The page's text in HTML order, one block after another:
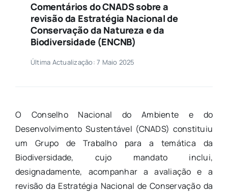
Comentários do CNADS sobre a
revisão da Estratégia Nacional de
Conservação da Natureza e da
Biodiversidade (ENCNB)
Última Actualização: 7 Maio 2025
O Conselho Nacional do Ambiente e do
Desenvolvimento Sustentável (CNADS) constituiu
um Grupo de Trabalho para a temática da
Biodiversidade, cujo mandato inclui,
designadamente, acompanhar a avaliação e a
revisão da Estratégia Nacional de Conservação da